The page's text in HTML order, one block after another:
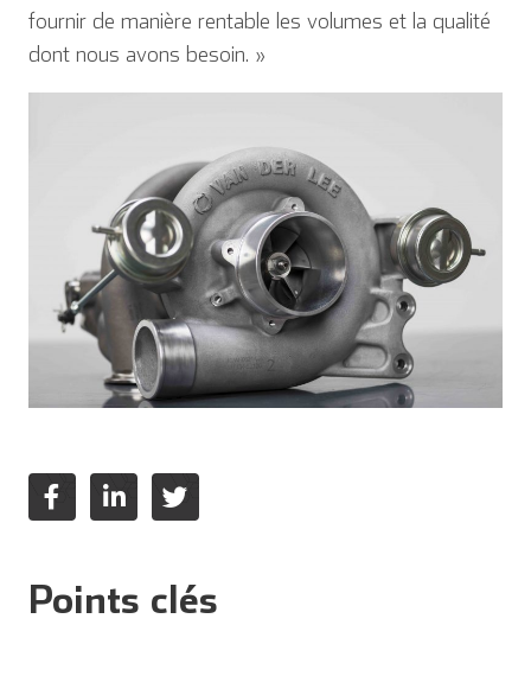
English Deutsch
Español Français
fournir de manière rentable les volumes et la qualité
dont nous avons besoin. »
Points clés